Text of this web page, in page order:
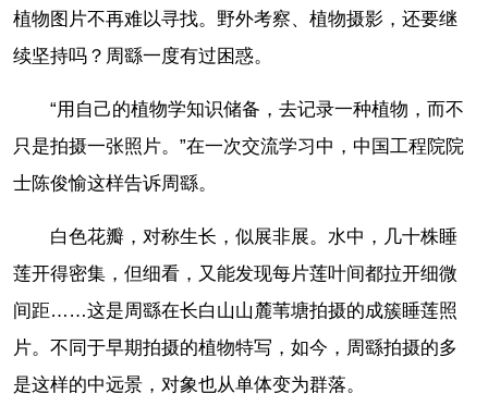
植物图片不再难以寻找。野外考察、植物摄影，还要继
续坚持吗？周繇一度有过困惑。
“用自己的植物学知识储备，去记录一种植物，而不
只是拍摄一张照片。”在一次交流学习中，中国工程院院
士陈俊愉这样告诉周繇。
白色花瓣，对称生长，似展非展。水中，几十株睡
莲开得密集，但细看，又能发现每片莲叶间都拉开细微
间距……这是周繇在长白山山麓苇塘拍摄的成簇睡莲照
片。不同于早期拍摄的植物特写，如今，周繇拍摄的多
是这样的中远景，对象也从单体变为群落。